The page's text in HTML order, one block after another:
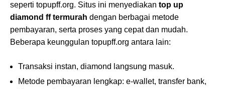
seperti topupff.org. Situs ini menyediakan top up
diamond ff termurah dengan berbagai metode
pembayaran, serta proses yang cepat dan mudah.
Beberapa keunggulan topupff.org antara lain:
Transaksi instan, diamond langsung masuk.
Metode pembayaran lengkap: e-wallet, transfer bank,